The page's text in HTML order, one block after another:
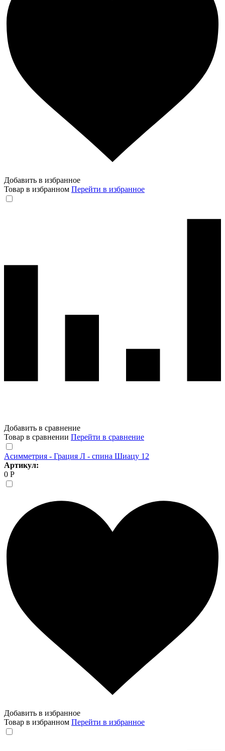
Добавить в избранное
Товар в избранном Перейти в избранное
Добавить в сравнение
Товар в сравнении Перейти в сравнение
Асимметрия - Грация Л - спина Шиацу 12
Артикул:
0 Р
Добавить в избранное
Товар в избранном Перейти в избранное